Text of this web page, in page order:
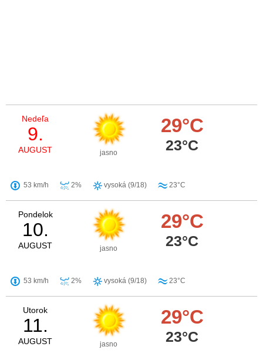
Nedeľa
9.
AUGUST jasno
29°C
23°C
53 km/h 2% vysoká (9/18) 23°C
Pondelok
10.
AUGUST jasno
29°C
23°C
53 km/h 2% vysoká (9/18) 23°C
Utorok
11.
AUGUST jasno
29°C
23°C